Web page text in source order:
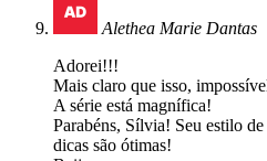
Alethea Marie Dantas
Adorei!!!
Mais claro que isso,
A série está magnífica!
Parabéns, Sílvia! Seu estilo
dicas são ótimas!